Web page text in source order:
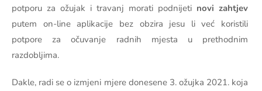
potporu za ožujak i travanj morati podnijeti novi zahtjev
putem on-line aplikacije bez obzira jesu li već koristili
potpore za očuvanje radnih mjesta u prethodnim
razdobljima.
Dakle, radi se o izmjeni mjere donesene 3. ožujka 2021. koja